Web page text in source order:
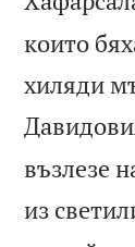
които
хиляди
възлезе
из